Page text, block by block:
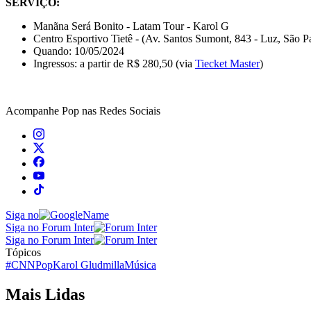
SERVIÇO:
Manãna Será Bonito - Latam Tour - Karol G
Centro Esportivo Tietê - (Av. Santos Sumont, 843 - Luz, São
Quando: 10/05/2024
Ingressos: a partir de R$ 280,50 (via Tiecket Master)
Acompanhe Pop nas Redes Sociais
Siga no
Siga no Forum Inter
Siga no Forum Inter
Tópicos
#CNNPopKarol GludmillaMúsica
Mais Lidas